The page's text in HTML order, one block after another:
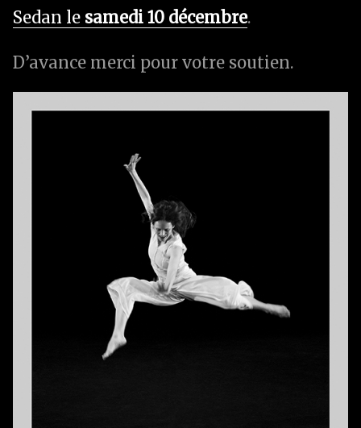
Sedan le samedi 10 décembre.
D’avance merci pour votre soutien.